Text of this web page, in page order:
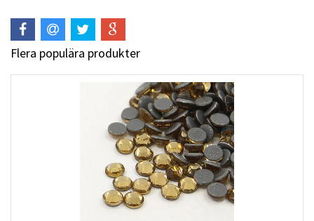
Flera populära produkter